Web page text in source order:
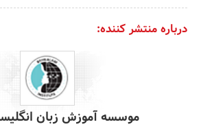
درباره منتشر کننده:
موسسه آموزش زبان